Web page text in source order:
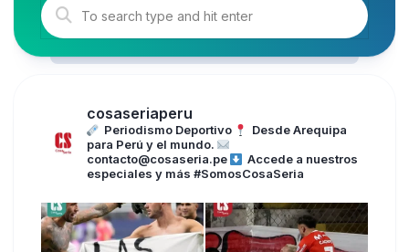
cosaseriaperu
Periodismo Deportivo
Desde Arequipa
para Perú y el mundo.
contacto@cosaseria.pe
Accede a nuestros
especiales y más #SomosCosaSeria